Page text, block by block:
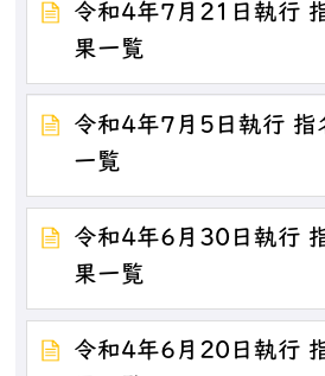
令和4年7月21日執行
果一覧
令和4年7月5日執行 指
一覧
令和4年6月30日執行
果一覧
令和4年6月20日執行